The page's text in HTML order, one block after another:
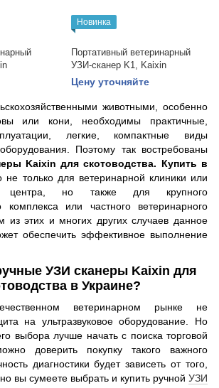
Новинка
Портативный ветеринарный
УЗИ-сканер K1, Kaixin
Цену уточняйте
животными, особенно
или кони, необходимы практичные,
легкие, компактные виды
оборудования. Поэтому так востребованы
Kaixin для скотоводства. Купить в
не только для ветеринарной клиники или
центра, но также для крупного
комплекса или частного ветеринарного
из этих и многих других случаев данное
обеспечить эффективное выполнение
УЗИ сканеры Kaixin для
в Украине?
ветеринарном рынке не
на ультразвуковое оборудование. Но
выбора лучше начать с поиска торговой
доверить покупку такого важного
диагностики будет зависеть от того,
вы сумеете выбрать и купить ручной УЗИ